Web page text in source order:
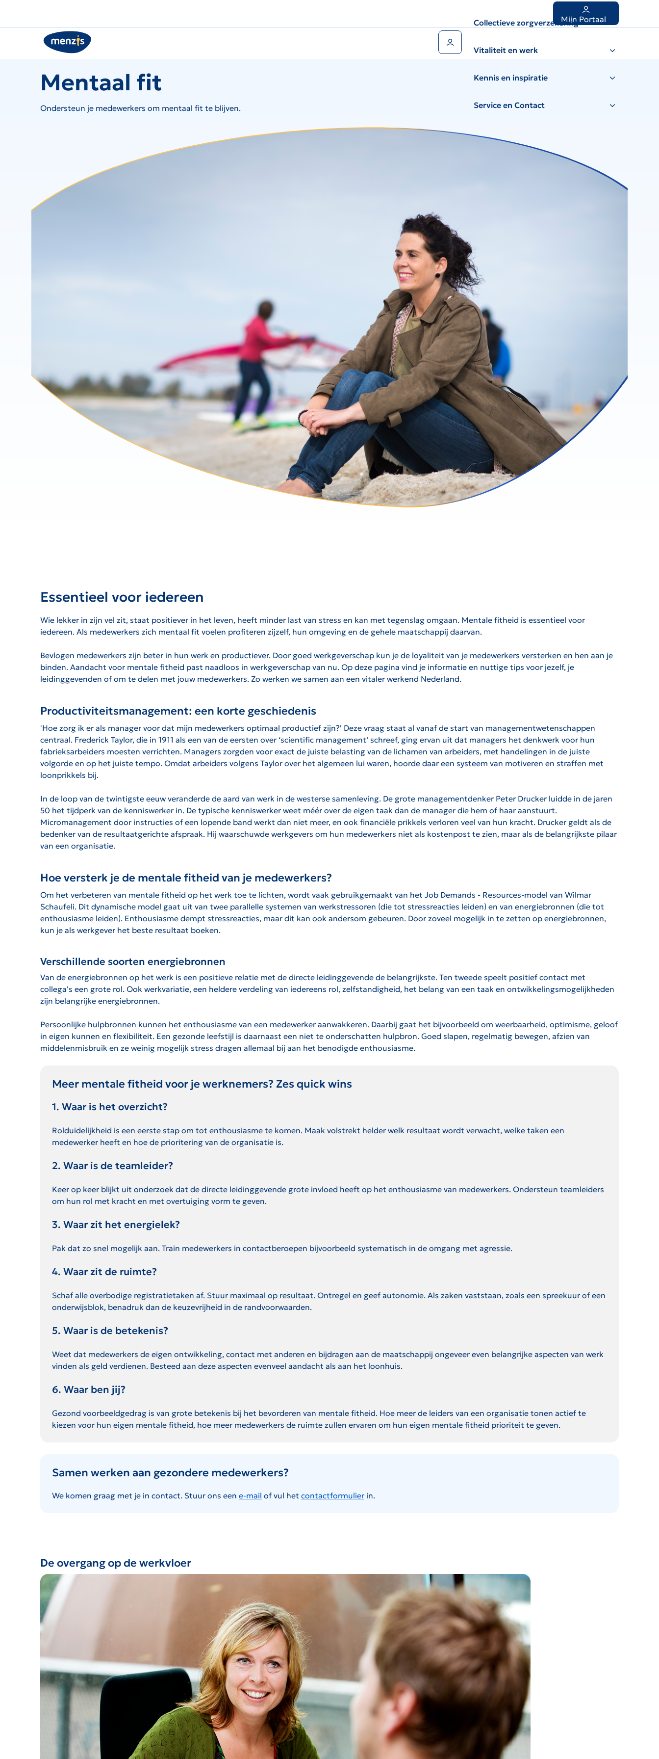
snelle
navigatie
Mijn Portaal
Collectieve zorgverzekering
Vitaliteit en werk
Kennis en inspiratie
Service en Contact
Mentaal fit
Ondersteun je medewerkers om mentaal fit te blijven.
Essentieel voor iedereen
Wie lekker in zijn vel zit, staat positiever in het leven, heeft minder last van stress en kan met tegenslag omgaan. Mentale fitheid is essentieel voor
iedereen. Als medewerkers zich mentaal fit voelen profiteren zijzelf, hun omgeving en de gehele maatschappij daarvan.
Bevlogen medewerkers zijn beter in hun werk en productiever. Door goed werkgeverschap kun je de loyaliteit van je medewerkers versterken en hen aan je
binden. Aandacht voor mentale fitheid past naadloos in werkgeverschap van nu. Op deze pagina vind je informatie en nuttige tips voor jezelf, je
leidinggevenden of om te delen met jouw medewerkers. Zo werken we samen aan een vitaler werkend Nederland.
Productiviteitsmanagement: een korte geschiedenis
'Hoe zorg ik er als manager voor dat mijn medewerkers optimaal productief zijn?' Deze vraag staat al vanaf de start van managementwetenschappen
centraal. Frederick Taylor, die in 1911 als een van de eersten over ‘scientific management’ schreef, ging ervan uit dat managers het denkwerk voor hun
fabrieksarbeiders moesten verrichten. Managers zorgden voor exact de juiste belasting van de lichamen van arbeiders, met handelingen in de juiste
volgorde en op het juiste tempo. Omdat arbeiders volgens Taylor over het algemeen lui waren, hoorde daar een systeem van motiveren en straffen met
loonprikkels bij.
In de loop van de twintigste eeuw veranderde de aard van werk in de westerse samenleving. De grote managementdenker Peter Drucker luidde in de jaren
50 het tijdperk van de kenniswerker in. De typische kenniswerker weet méér over de eigen taak dan de manager die hem of haar aanstuurt.
Micromanagement door instructies of een lopende band werkt dan niet meer, en ook financiële prikkels verloren veel van hun kracht. Drucker geldt als de
bedenker van de resultaatgerichte afspraak. Hij waarschuwde werkgevers om hun medewerkers niet als kostenpost te zien, maar als de belangrijkste pilaar
van een organisatie.
Hoe versterk je de mentale fitheid van je medewerkers?
Om het verbeteren van mentale fitheid op het werk toe te lichten, wordt vaak gebruikgemaakt van het Job Demands - Resources-model van Wilmar
Schaufeli. Dit dynamische model gaat uit van twee parallelle systemen van werkstressoren (die tot stressreacties leiden) en van energiebronnen (die tot
enthousiasme leiden). Enthousiasme dempt stressreacties, maar dit kan ook andersom gebeuren. Door zoveel mogelijk in te zetten op energiebronnen,
kun je als werkgever het beste resultaat boeken.
Verschillende soorten energiebronnen
Van de energiebronnen op het werk is een positieve relatie met de directe leidinggevende de belangrijkste. Ten tweede speelt positief contact met
collega's een grote rol. Ook werkvariatie, een heldere verdeling van iedereens rol, zelfstandigheid, het belang van een taak en ontwikkelingsmogelijkheden
zijn belangrijke energiebronnen.
Persoonlijke hulpbronnen kunnen het enthousiasme van een medewerker aanwakkeren. Daarbij gaat het bijvoorbeeld om weerbaarheid, optimisme, geloof
in eigen kunnen en flexibiliteit. Een gezonde leefstijl is daarnaast een niet te onderschatten hulpbron. Goed slapen, regelmatig bewegen, afzien van
middelenmisbruik en ze weinig mogelijk stress dragen allemaal bij aan het benodigde enthousiasme.
Meer mentale fitheid voor je werknemers? Zes quick wins
1. Waar is het overzicht?
Rolduidelijkheid is een eerste stap om tot enthousiasme te komen. Maak volstrekt helder welk resultaat wordt verwacht, welke taken een
medewerker heeft en hoe de prioritering van de organisatie is.
2. Waar is de teamleider?
Keer op keer blijkt uit onderzoek dat de directe leidinggevende grote invloed heeft op het enthousiasme van medewerkers. Ondersteun teamleiders
om hun rol met kracht en met overtuiging vorm te geven.
3. Waar zit het energielek?
Pak dat zo snel mogelijk aan. Train medewerkers in contactberoepen bijvoorbeeld systematisch in de omgang met agressie.
4. Waar zit de ruimte?
Schaf alle overbodige registratietaken af. Stuur maximaal op resultaat. Ontregel en geef autonomie. Als zaken vaststaan, zoals een spreekuur of een
onderwijsblok, benadruk dan de keuzevrijheid in de randvoorwaarden.
5. Waar is de betekenis?
Weet dat medewerkers de eigen ontwikkeling, contact met anderen en bijdragen aan de maatschappij ongeveer even belangrijke aspecten van werk
vinden als geld verdienen. Besteed aan deze aspecten evenveel aandacht als aan het loonhuis.
6. Waar ben jij?
Gezond voorbeeldgedrag is van grote betekenis bij het bevorderen van mentale fitheid. Hoe meer de leiders van een organisatie tonen actief te
kiezen voor hun eigen mentale fitheid, hoe meer medewerkers de ruimte zullen ervaren om hun eigen mentale fitheid prioriteit te geven.
Samen werken aan gezondere medewerkers?
We komen graag met je in contact. Stuur ons een e-mail of vul het contactformulier in.
De overgang op de werkvloer